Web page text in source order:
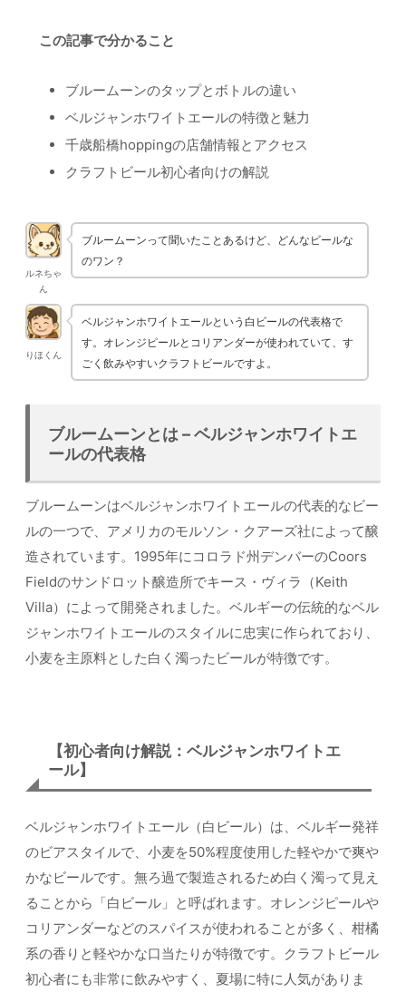
この記事で分かること
ブルームーンのタップとボトルの違い
ベルジャンホワイトエールの特徴と魅力
千歳船橋hoppingの店舗情報とアクセス
クラフトビール初心者向けの解説
ルネちゃ
ん
ブルームーンって聞いたことあるけど、どんなビールな
のワン？
りほくん
ベルジャンホワイトエールという白ビールの代表格で
す。オレンジピールとコリアンダーが使われていて、す
ごく飲みやすいクラフトビールですよ。
ブルームーンとは – ベルジャンホワイトエ
ールの代表格
ブルームーンはベルジャンホワイトエールの代表的なビー
ルの一つで、アメリカのモルソン・クアーズ社によって醸
造されています。1995年にコロラド州デンバーのCoors
Fieldのサンドロット醸造所でキース・ヴィラ（Keith
Villa）によって開発されました。ベルギーの伝統的なベル
ジャンホワイトエールのスタイルに忠実に作られており、
小麦を主原料とした白く濁ったビールが特徴です。
【初心者向け解説：ベルジャンホワイトエ
ール】
ベルジャンホワイトエール（白ビール）は、ベルギー発祥
のビアスタイルで、小麦を50%程度使用した軽やかで爽や
かなビールです。無ろ過で製造されるため白く濁って見え
ることから「白ビール」と呼ばれます。オレンジピールや
コリアンダーなどのスパイスが使われることが多く、柑橘
系の香りと軽やかな口当たりが特徴です。クラフトビール
初心者にも非常に飲みやすく、夏場に特に人気がありま